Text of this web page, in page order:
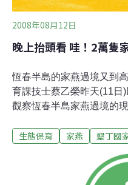
2008年08月12日
晚上抬頭看 哇！2萬隻
恆春半島的家燕過境又到
育課技士蔡乙榮昨天(11日
觀察恆春半島家燕過境的
這大自然奇景的機會。」
燕、赤腰燕、棕沙燕、灰
（與赤腰燕很像似）過境
生態保育 家燕 墾丁國